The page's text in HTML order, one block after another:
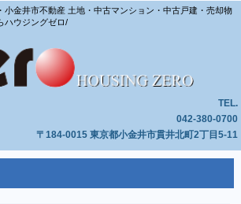
小金井市不動産 土地・中古マンション・中古戸建・売却物
ハウジングゼロ/
TEL.
042-380-0700
〒184-0015 東京都小金井市貫井北町2丁目5-11